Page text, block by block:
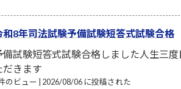
和8年司法試験予備試験短答式試験合格
備試験短答式試験合格しました人生三
だきます
のビュー 2026/08/06 に投稿された